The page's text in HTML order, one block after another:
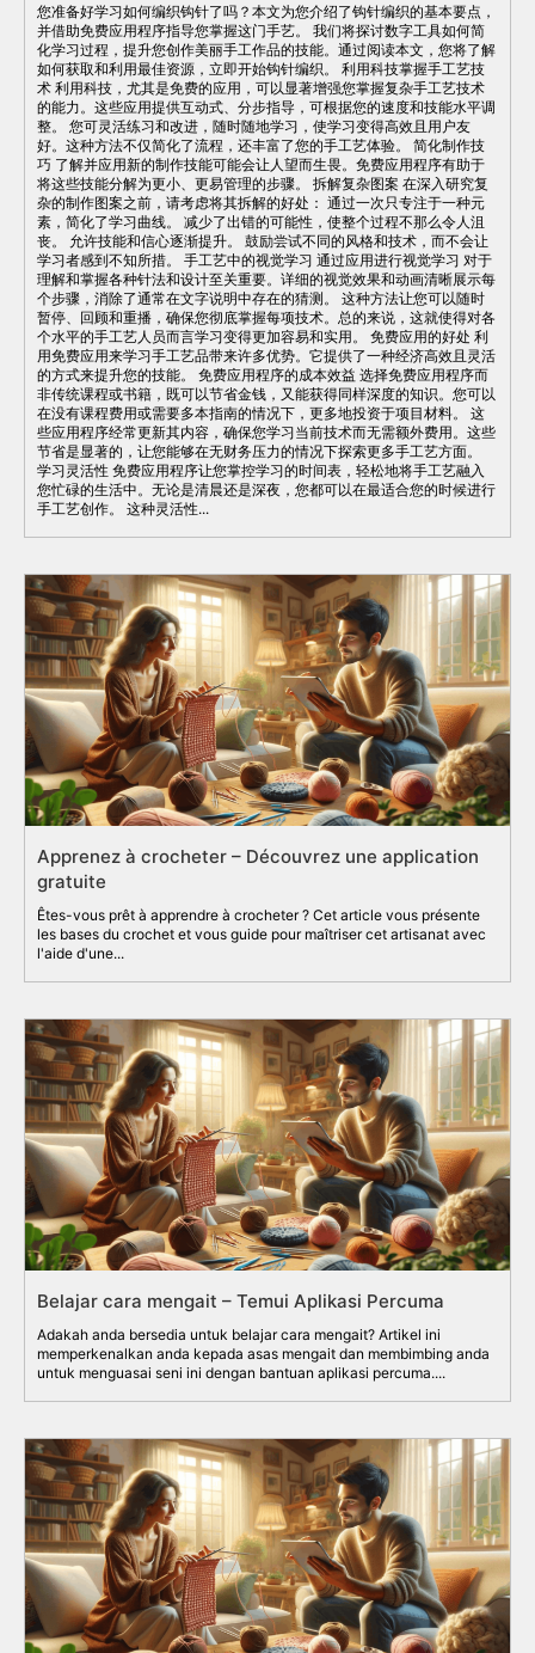
您准备好学习如何编织钩针了吗？本文为您介绍了钩针编织的基本要点，
并借助免费应用程序指导您掌握这门手艺。 我们将探讨数字工具如何简
化学习过程，提升您创作美丽手工作品的技能。通过阅读本文，您将了解
如何获取和利用最佳资源，立即开始钩针编织。 利用科技掌握手工艺技
术 利用科技，尤其是免费的应用，可以显著增强您掌握复杂手工艺技术
的能力。这些应用提供互动式、分步指导，可根据您的速度和技能水平调
整。 您可灵活练习和改进，随时随地学习，使学习变得高效且用户友
好。这种方法不仅简化了流程，还丰富了您的手工艺体验。 简化制作技
巧 了解并应用新的制作技能可能会让人望而生畏。免费应用程序有助于
将这些技能分解为更小、更易管理的步骤。 拆解复杂图案 在深入研究复
杂的制作图案之前，请考虑将其拆解的好处： 通过一次只专注于一种元
素，简化了学习曲线。 减少了出错的可能性，使整个过程不那么令人沮
丧。 允许技能和信心逐渐提升。 鼓励尝试不同的风格和技术，而不会让
学习者感到不知所措。 手工艺中的视觉学习 通过应用进行视觉学习 对于
理解和掌握各种针法和设计至关重要。详细的视觉效果和动画清晰展示每
个步骤，消除了通常在文字说明中存在的猜测。 这种方法让您可以随时
暂停、回顾和重播，确保您彻底掌握每项技术。总的来说，这就使得对各
个水平的手工艺人员而言学习变得更加容易和实用。 免费应用的好处 利
用免费应用来学习手工艺品带来许多优势。它提供了一种经济高效且灵活
的方式来提升您的技能。 免费应用程序的成本效益 选择免费应用程序而
非传统课程或书籍，既可以节省金钱，又能获得同样深度的知识。您可以
在没有课程费用或需要多本指南的情况下，更多地投资于项目材料。 这
些应用程序经常更新其内容，确保您学习当前技术而无需额外费用。这些
节省是显著的，让您能够在无财务压力的情况下探索更多手工艺方面。
学习灵活性 免费应用程序让您掌控学习的时间表，轻松地将手工艺融入
您忙碌的生活中。无论是清晨还是深夜，您都可以在最适合您的时候进行
手工艺创作。 这种灵活性...
Apprenez à crocheter – Découvrez une application
gratuite
Êtes-vous prêt à apprendre à crocheter ? Cet article vous présente
les bases du crochet et vous guide pour maîtriser cet artisanat avec
l'aide d'une...
Belajar cara mengait – Temui Aplikasi Percuma
Adakah anda bersedia untuk belajar cara mengait? Artikel ini
memperkenalkan anda kepada asas mengait dan membimbing anda
untuk menguasai seni ini dengan bantuan aplikasi percuma....